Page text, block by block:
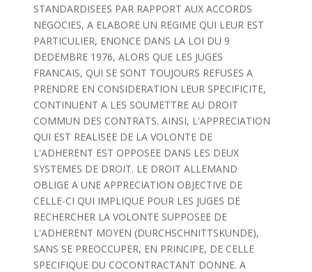
STANDARDISEES PAR RAPPORT AUX ACCORDS
NEGOCIES, A ELABORE UN REGIME QUI LEUR EST
PARTICULIER, ENONCE DANS LA LOI DU 9
DEDEMBRE 1976, ALORS QUE LES JUGES
FRANCAIS, QUI SE SONT TOUJOURS REFUSES A
PRENDRE EN CONSIDERATION LEUR SPECIFICITE,
CONTINUENT A LES SOUMETTRE AU DROIT
COMMUN DES CONTRATS. AINSI, L'APPRECIATION
QUI EST REALISEE DE LA VOLONTE DE
L'ADHERENT EST OPPOSEE DANS LES DEUX
SYSTEMES DE DROIT. LE DROIT ALLEMAND
OBLIGE A UNE APPRECIATION OBJECTIVE DE
CELLE-CI QUI IMPLIQUE POUR LES JUGES DE
RECHERCHER LA VOLONTE SUPPOSEE DE
L'ADHERENT MOYEN (DURCHSCHNITTSKUNDE),
SANS SE PREOCCUPER, EN PRINCIPE, DE CELLE
SPECIFIQUE DU COCONTRACTANT DONNE. A